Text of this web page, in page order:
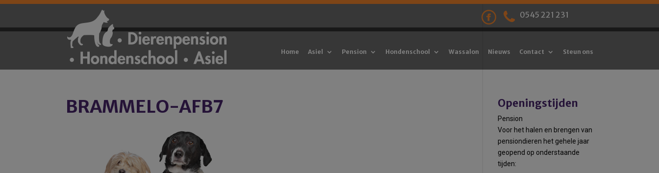
0545 221 231
Home Asiel Pension Hondenschool Wassalon Nieuws Contact Steun ons
BRAMMELO-AFB7 Openingstijden
Pension
Voor het halen en brengen van
pensiondieren het gehele jaar
geopend op onderstaande
tijden: